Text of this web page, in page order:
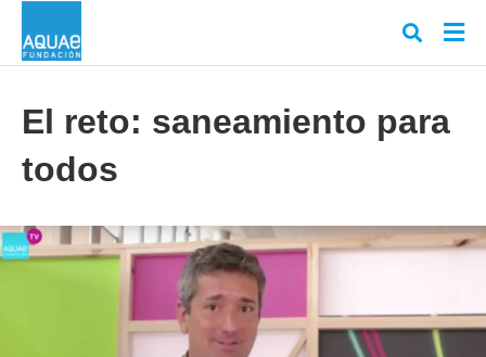
y
en
El reto: saneamiento para
todos